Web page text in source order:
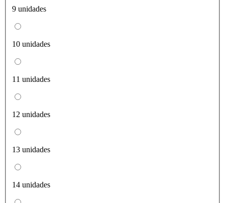
9 unidades
10 unidades
11 unidades
12 unidades
13 unidades
14 unidades